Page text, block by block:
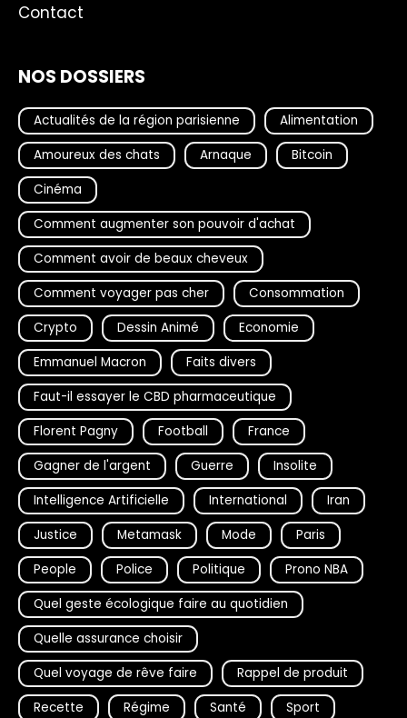
Contact
NOS DOSSIERS
Actualités de la région parisienne
Alimentation
Amoureux des chats
Arnaque
Bitcoin
Cinéma
Comment augmenter son pouvoir d'achat
Comment avoir de beaux cheveux
Comment voyager pas cher
Consommation
Crypto
Dessin Animé
Economie
Emmanuel Macron
Faits divers
Faut-il essayer le CBD pharmaceutique
Florent Pagny
Football
France
Gagner de l'argent
Guerre
Insolite
Intelligence Artificielle
International
Iran
Justice
Metamask Mode
Paris
People
Police Politique
Prono NBA
Quel geste écologique faire au quotidien
Quelle assurance choisir
Quel voyage de rêve faire
Rappel de produit
Recette
Régime Santé Sport